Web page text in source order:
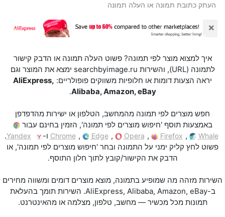
העתק כתובת תמונה או העלה תמונה
×
איך למצוא מוצר לפי תמונה? פשוט העלה תמונה או הדבק קישור
לתמונה (URL), והשירות searchbyimage.ru ימצא את המוצר וגם
יראה הצעות דומות או חלופיות משווקים פופולריים: AliExpress,
Alibaba, Amazon, eBay
.
חפש מוצרים לפי תמונה מהמחשב, הטלפון או ישירות מהדפדפן
באמצעות תוסף 'חיפוש מוצרים לפי תמונה', הזמין בחינם עבור
Chrome , Edge , Opera , Firefox , Whale ו- Yandex
.
פשוט לחץ קליק ימני על התמונה ובחר 'חיפוש מוצרים לפי תמונה', או
הדבק את הקישור/קובץ לתוך חלון התוסף.
השירות מזהה מה שמופיע בתמונה, מוצא מוצרים דומים ומשווה מחירים
ב-AliExpress, Alibaba, Amazon, eBay. השירות תומך בהעלאת
תמונות מכל מכשיר — מחשב, טלפון, מצלמה או מהאינטרנט.